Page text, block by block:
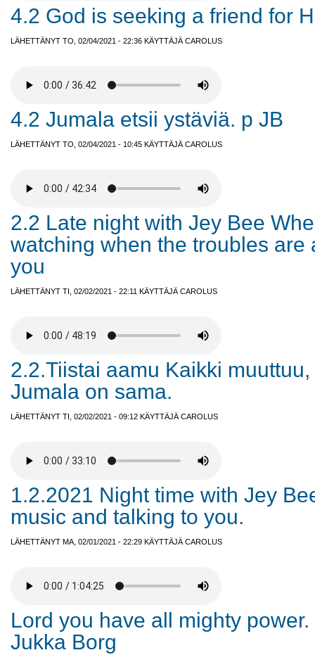
4.2 God is seeking a friend for
LÄHETTÄNYT TO, 02/04/2021 - 22:36 KÄYTTÄJÄ CAROLUS
4.2 Jumala etsii ystäviä. p JB
LÄHETTÄNYT TO, 02/04/2021 - 10:45 KÄYTTÄJÄ CAROLUS
2.2 Late night with Jey Bee
watching when the troubles are
you
LÄHETTÄNYT TI, 02/02/2021 - 22:11 KÄYTTÄJÄ CAROLUS
2.2.Tiistai aamu Kaikki
Jumala on sama.
LÄHETTÄNYT TI, 02/02/2021 - 09:12 KÄYTTÄJÄ CAROLUS
1.2.2021 Night time with Jey
music and talking to you.
LÄHETTÄNYT MA, 02/01/2021 - 22:29 KÄYTTÄJÄ CAROLUS
Lord you have all mighty
Jukka Borg